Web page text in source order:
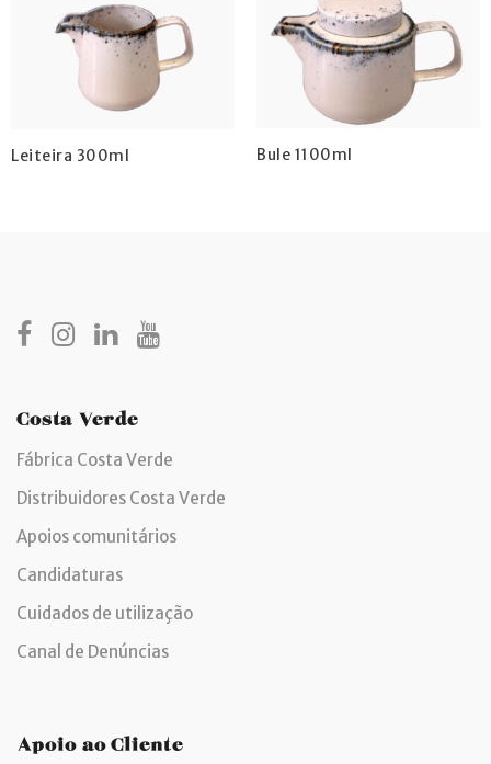
Leiteira 300ml Bule 1100ml
Costa Verde
Fábrica Costa Verde
Distribuidores Costa Verde
Apoios comunitários
Candidaturas
Cuidados de utilização
Canal de Denúncias
Apoio ao Cliente